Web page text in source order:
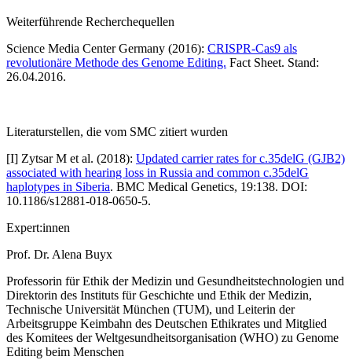
Weiterführende Recherchequellen
Science Media Center Germany (2016): CRISPR-Cas9 als
revolutionäre Methode des Genome Editing. Fact Sheet. Stand:
26.04.2016.
Literaturstellen, die vom SMC zitiert wurden
[I] Zytsar M et al. (2018): Updated carrier rates for c.35delG (GJB2)
associated with hearing loss in Russia and common c.35delG
haplotypes in Siberia. BMC Medical Genetics, 19:138. DOI:
10.1186/s12881-018-0650-5.
Expert:innen
Prof. Dr. Alena Buyx
Professorin für Ethik der Medizin und Gesundheitstechnologien und
Direktorin des Instituts für Geschichte und Ethik der Medizin,
Technische Universität München (TUM), und Leiterin der
Arbeitsgruppe Keimbahn des Deutschen Ethikrates und Mitglied
des Komitees der Weltgesundheitsorganisation (WHO) zu Genome
Editing beim Menschen